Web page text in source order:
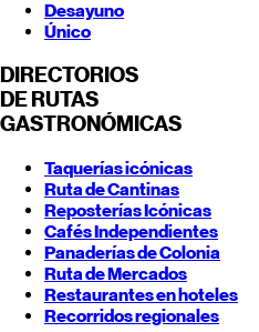
Desayuno
Único
DIRECTORIOS
DE RUTAS
GASTRONÓMICAS
Taquerías icónicas
Ruta de Cantinas
Reposterías Icónicas
Cafés Independientes
Panaderías de Colonia
Ruta de Mercados
Restaurantes en hoteles
Recorridos regionales